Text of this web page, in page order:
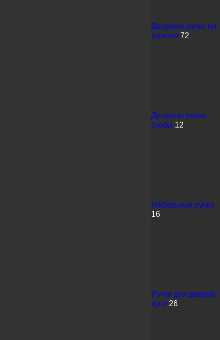
Дверные ручки на
розетке 72
Дверные ручки-
скобы 12
Мебельные ручки
16
Ручки для дверей-
купе 26